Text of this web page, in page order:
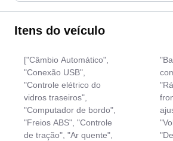
Itens do veículo
["Câmbio Automático",
"Conexão USB",
"Controle elétrico do
vidros traseiros",
"Computador de bordo",
"Freios ABS", "Controle
de tração", "Ar quente",
"Banco do motorista
com ajuste de altura",
"Rádio", "Airbags
frontais", "Volante com
ajuste de altura",
"Volante multifuncional",
"Desembaçador do